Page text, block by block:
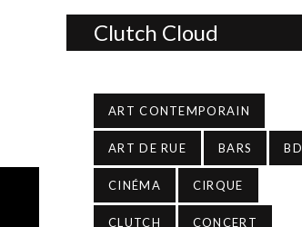
Clutch Cloud
ART CONTEMPORAIN
ART DE RUE BARS BD
CINÉMA CIRQUE
CLUTCH CONCERT